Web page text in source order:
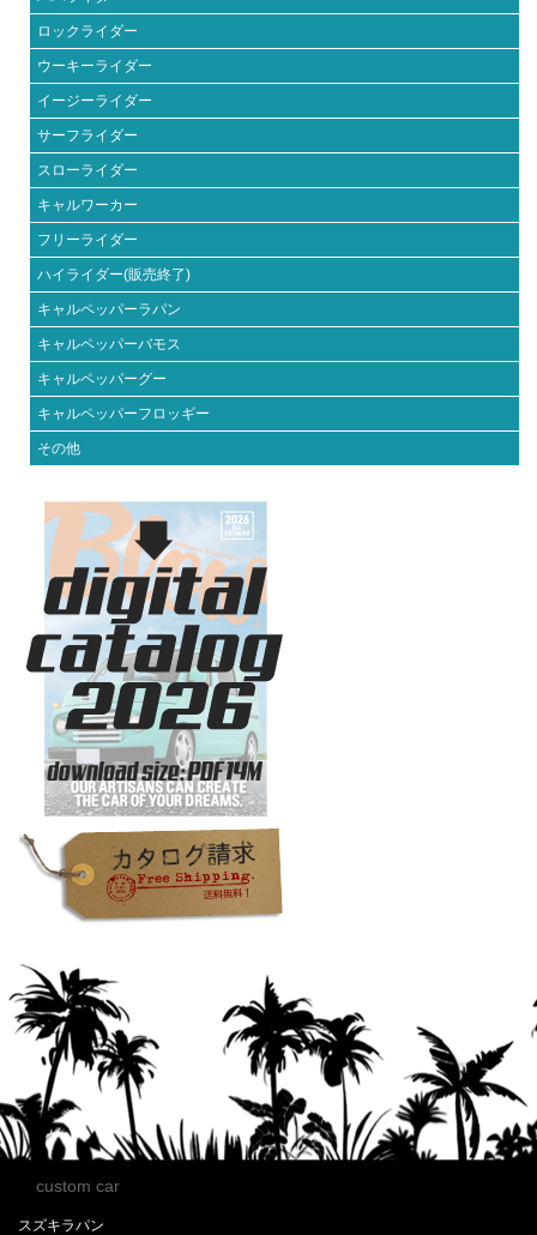
ロックライダー
ウーキーライダー
イージーライダー
サーフライダー
スローライダー
キャルワーカー
フリーライダー
ハイライダー(販売終了)
キャルペッパーラパン
キャルペッパーバモス
キャルペッパーグー
キャルペッパーフロッギー
その他
custom car
スズキラパン